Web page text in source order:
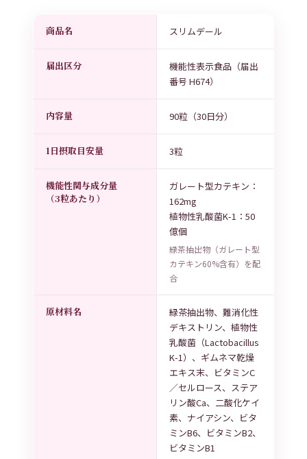
商品名 スリムデール
届出区分
機能性表示食品（届出
番号 H674）
内容量 90粒（30日分）
1日摂取目安量 3粒
機能性関与成分量
（3粒あたり）
ガレート型カテキン：
162mg
植物性乳酸菌K-1：50
億個
緑茶抽出物（ガレート型
カテキン60%含有）を配
合
原材料名
緑茶抽出物、難消化性
デキストリン、植物性
乳酸菌（Lactobacillus
K-1）、ギムネマ乾燥
エキス末、ビタミンC
／セルロース、ステア
リン酸Ca、二酸化ケイ
素、ナイアシン、ビタ
ミンB6、ビタミンB2、
ビタミンB1